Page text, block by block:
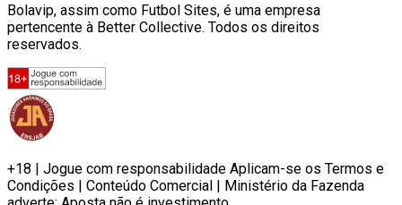
Bolavip, assim como Futbol Sites, é uma empresa
pertencente à Better Collective. Todos os direitos
reservados.
+18 | Jogue com responsabilidade Aplicam-se os Termos e
Condições | Conteúdo Comercial | Ministério da Fazenda